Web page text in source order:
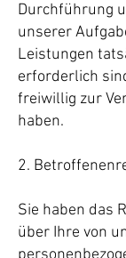
Durchführung
unserer
Leistungen
erforderlich
freiwillig zur
haben.
2.
Sie haben das
über Ihre von